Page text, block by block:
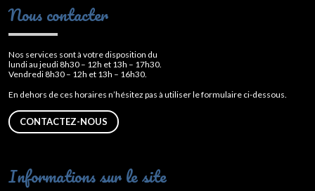
Nous contacter
Nos services sont à votre disposition du
lundi au jeudi 8h30 – 12h et 13h – 17h30.
Vendredi 8h30 – 12h et 13h – 16h30.
En dehors de ces horaires n’hésitez pas à utiliser le formulaire ci-dessous.
CONTACTEZ-NOUS
Informations sur le site